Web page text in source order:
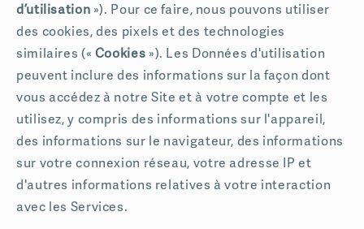
d’utilisation »). Pour ce faire, nous pouvons utiliser
des cookies, des pixels et des technologies
similaires (« Cookies »). Les Données d'utilisation
peuvent inclure des informations sur la façon dont
vous accédez à notre Site et à votre compte et les
utilisez, y compris des informations sur l'appareil,
des informations sur le navigateur, des informations
sur votre connexion réseau, votre adresse IP et
d'autres informations relatives à votre interaction
avec les Services.